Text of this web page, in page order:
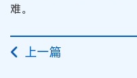
难。
上一篇